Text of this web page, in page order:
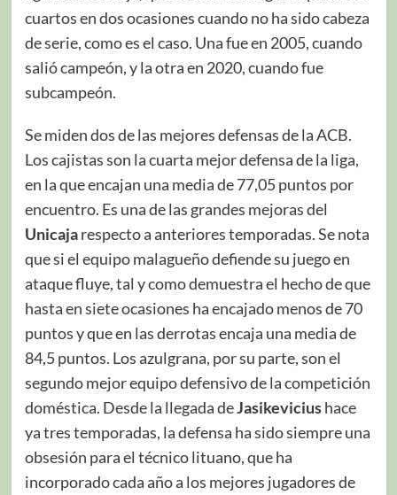
cuartos en dos ocasiones cuando no ha sido cabeza
de serie, como es el caso. Una fue en 2005, cuando
salió campeón, y la otra en 2020, cuando fue
subcampeón.
Se miden dos de las mejores defensas de la ACB.
Los cajistas son la cuarta mejor defensa de la liga,
en la que encajan una media de 77,05 puntos por
encuentro. Es una de las grandes mejoras del
Unicajarespecto a anteriores temporadas. Se nota
que si el equipo malagueño defiende su juego en
ataque fluye, tal y como demuestra el hecho de que
hasta en siete ocasiones ha encajado menos de 70
puntos y que en las derrotas encaja una media de
84,5 puntos. Los azulgrana, por su parte, son el
segundo mejor equipo defensivo de la competición
doméstica. Desde la llegada deJasikeviciushace
ya tres temporadas, la defensa ha sido siempre una
obsesión para el técnico lituano, que ha
incorporado cada año a los mejores jugadores de